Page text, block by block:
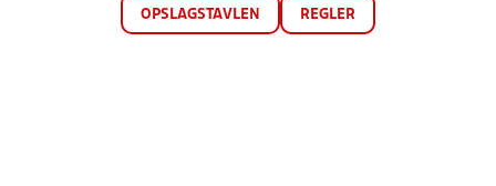
OPSLAGSTAVLEN REGLER